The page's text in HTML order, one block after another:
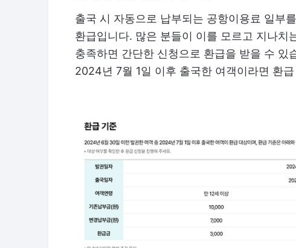
출국 시 자동으로 납부되는 공항이용료 일부
환급입니다. 많은 분들이 이를 모르고 지나
충족하면 간단한 신청으로 환급을 받을 수
2024년 7월 1일 이후 출국한 여객이라면 환